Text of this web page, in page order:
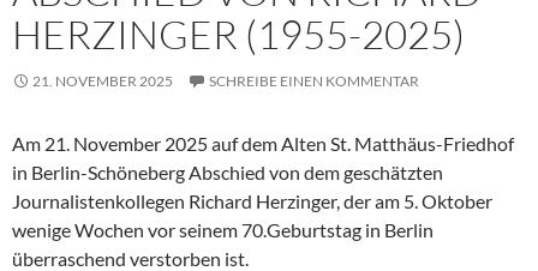
HERZINGER (1955-2025)
21. NOVEMBER 2025 SCHREIBE EINEN KOMMENTAR
Am 21. November 2025 auf dem Alten St. Matthäus-Friedhof
in Berlin-Schöneberg Abschied von dem geschätzten
Journalistenkollegen Richard Herzinger, der am 5. Oktober
wenige Wochen vor seinem 70.Geburtstag in Berlin
überraschend verstorben ist.